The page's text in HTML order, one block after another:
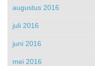
augustus 2016
juli 2016
juni 2016
mei 2016